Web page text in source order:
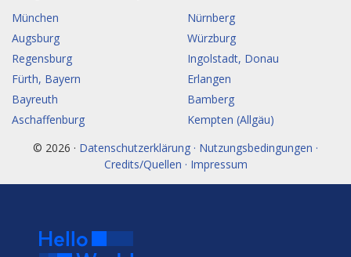
München
Nürnberg
Augsburg
Würzburg
Regensburg
Ingolstadt, Donau
Fürth, Bayern
Erlangen
Bayreuth
Bamberg
Aschaffenburg
Kempten (Allgäu)
© 2026 · Datenschutzerklärung · Nutzungsbedingungen ·
Credits/Quellen · Impressum